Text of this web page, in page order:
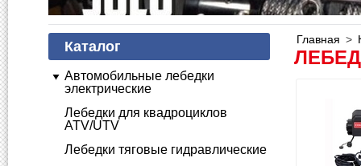
Каталог
Автомобильные лебедки
электрические
Лебедки для квадроциклов
ATV/UTV
Лебедки тяговые гидравлические
Главная >